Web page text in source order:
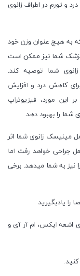
و تورم در اطراف زانوی
به هیچ عنوان وزن خود
پزشک شما نیز ممکن است
شما توصیه کند.
کاهش درد و افزایش
این مورد، فیزیوتراپ
شما را بهبود دهد.
مینیسک زانوی شما اثر
جراحی خواهد رفت اما
نیز به شما میدهد. برخی
را یادبگیرید
اشعه ایکس، ام آر آی و